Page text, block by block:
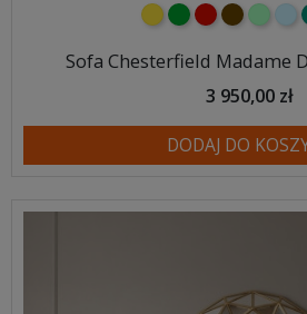
żółtyzielonyczerwonymiętowy
Sofa Chesterfield Madame
3 950,00 zł
DODAJ DO